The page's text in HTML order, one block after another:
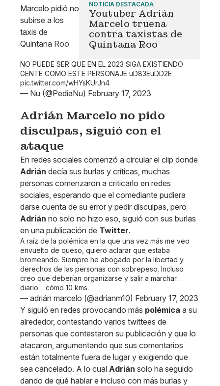
NOTICIA DESTACADA
Youtuber Adrián
Marcelo truena
contra taxistas de
Quintana Roo
NO PUEDE SER QUE EN EL 2023 SIGA EXISTIENDO
GENTE COMO ESTE PERSONAJE uD83EuDD2E
pic.twitter.com/wHYsKUrJn4
— Nu (@PediaNu) February 17, 2023
Adrián Marcelo no pido
disculpas, siguió con el
ataque
En redes sociales comenzó a circular el clip donde
Adrián decía sus burlas y críticas, muchas
personas comenzaron a criticarlo en redes
sociales, esperando que el comediante pudiera
darse cuenta de su error y pedir disculpas, pero
Adrián no solo no hizo eso, siguió con sus burlas
en una publicación de Twitter.
A raíz de la polémica en la que una vez más me veo
envuelto de queso, quiero aclarar que estaba
bromeando. Siempre he abogado por la libertad y
derechos de las personas con sobrepeso. Incluso
creo que deberían organizarse y salir a marchar…
diario… cómo 10 kms.
— adrián marcelo (@adrianm10) February 17, 2023
Y siguió en redes provocando más polémica a su
alrededor, contestando varios twittees de
personas que contestaron su publicación y que lo
atacaron, argumentando que sus comentarios
están totalmente fuera de lugar y exigiendo que
sea cancelado. A lo cual Adrián solo ha seguido
dando de qué hablar e incluso con más burlas y